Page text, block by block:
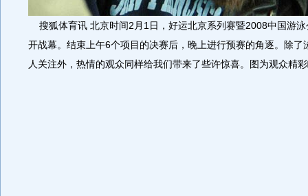
搜狐体育讯 北京时间2月1日，好运北京系列赛暨2008中国游泳
开战幕。结束上午6个项目的决赛后，晚上进行预赛的角逐。除了
人关注外，热情的观众同样给我们带来了些许惊喜。图为观众精